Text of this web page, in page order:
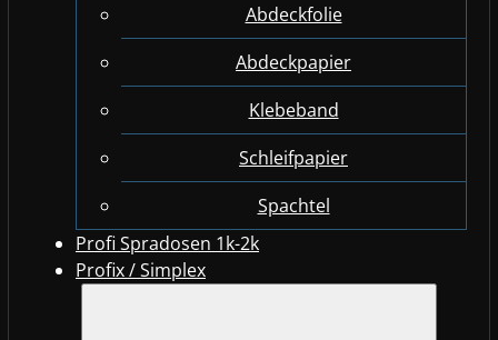
Abdeckfolie
Abdeckpapier
Klebeband
Schleifpapier
Spachtel
Profi Spradosen 1k-2k
Profix / Simplex